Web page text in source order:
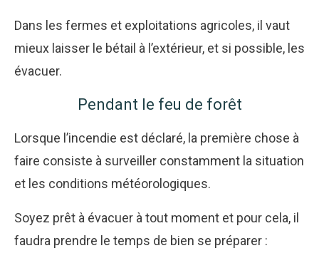
Dans les fermes et exploitations agricoles, il vaut
mieux laisser le bétail à l’extérieur, et si possible, les
évacuer.
Pendant le feu de forêt
Lorsque l’incendie est déclaré, la première chose à
faire consiste à surveiller constamment la situation
et les conditions météorologiques.
Soyez prêt à évacuer à tout moment et pour cela, il
faudra prendre le temps de bien se préparer :